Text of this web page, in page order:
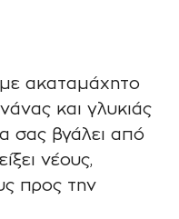
ακαταμάχητο
και γλυκιάς
σας βγάλει από
νέους,
προς την